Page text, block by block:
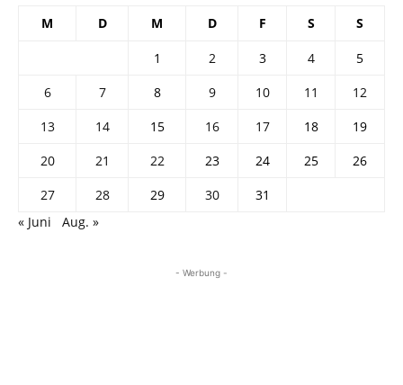
M D M D F S S
1 2 3 4
5
6
7 8 9 10 11
12
13
14 15 16 17 18
19
20
21 22 23 24 25
26
27
28 29 30
31
« Juni
Aug. »
- Werbung -